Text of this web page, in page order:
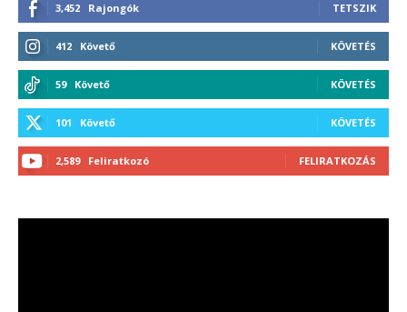
3,452 Rajongók TETSZIK
412 Követő KÖVETÉS
59 Követő KÖVETÉS
101 Követő KÖVETÉS
2,589 Feliratkozó FELIRATKOZÁS